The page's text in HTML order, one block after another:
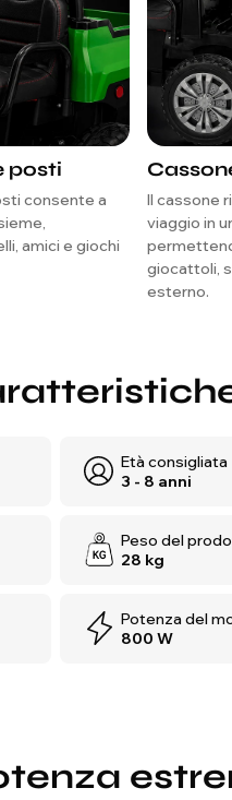
posti
consente a
amici e giochi
Il cassone
viaggio in
giocattoli,
esterno.
Età consigliata
3 - 8 anni
Peso del
28 kg
Potenza del
800 W